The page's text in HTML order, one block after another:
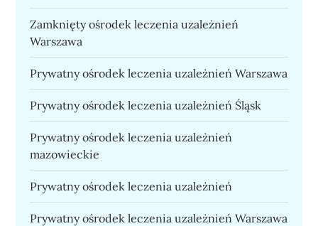
Zamknięty ośrodek leczenia uzależnień
Warszawa
Prywatny ośrodek leczenia uzależnień Warszawa
Prywatny ośrodek leczenia uzależnień Śląsk
Prywatny ośrodek leczenia uzależnień
mazowieckie
Prywatny ośrodek leczenia uzależnień
Prywatny ośrodek leczenia uzależnień Warszawa